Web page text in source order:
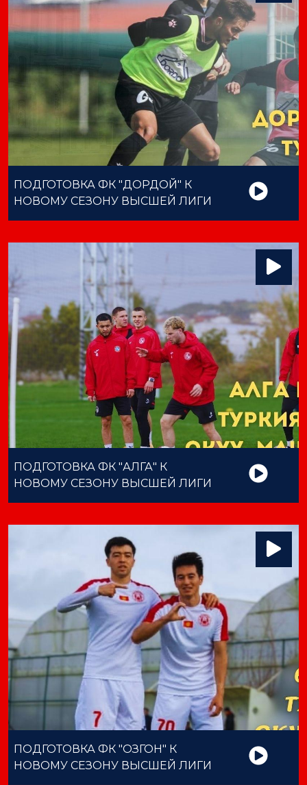
ПОДГОТОВКА ФК "ДОРДОЙ" К
НОВОМУ СЕЗОНУ ВЫСШЕЙ ЛИГИ
ПОДГОТОВКА ФК "АЛГА" К
НОВОМУ СЕЗОНУ ВЫСШЕЙ ЛИГИ
ПОДГОТОВКА ФК "ОЗГОН" К
НОВОМУ СЕЗОНУ ВЫСШЕЙ ЛИГИ